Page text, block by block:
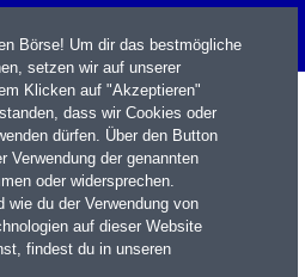
Börse! Um dir das bestmögliche
setzen wir auf unserer
Klicken auf "Akzeptieren"
dass wir Cookies oder
dürfen. Über den Button
Verwendung der genannten
oder widersprechen.
wie du der Verwendung von
auf dieser Website
findest du in unseren